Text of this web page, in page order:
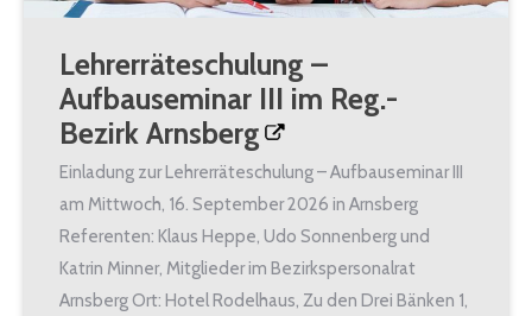
Lehrerräteschulung –
Aufbauseminar III im Reg.-
Bezirk Arnsberg
Einladung zur Lehrerräteschulung – Aufbauseminar III
am Mittwoch, 16. September 2026 in Arnsberg
Referenten: Klaus Heppe, Udo Sonnenberg und
Katrin Minner, Mitglieder im Bezirkspersonalrat
Arnsberg Ort: Hotel Rodelhaus, Zu den Drei Bänken 1,